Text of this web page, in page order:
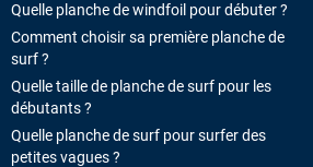
Quelle planche de windfoil pour débuter ?
Comment choisir sa première planche de
surf ?
Quelle taille de planche de surf pour les
débutants ?
Quelle planche de surf pour surfer des
petites vagues ?